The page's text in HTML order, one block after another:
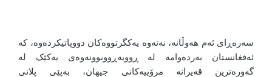
سەرەڕای ئەم هەوڵانە، نەتەوە یەکگرتووەکان دووپاتیکردەوە، کە
ئەفغانستان بەردەوامە لە ڕووبەڕووبوونەوەی یەکێک لە
گەورەترین قەیرانە مرۆییەکانی جیهان، بەپێی پلانی